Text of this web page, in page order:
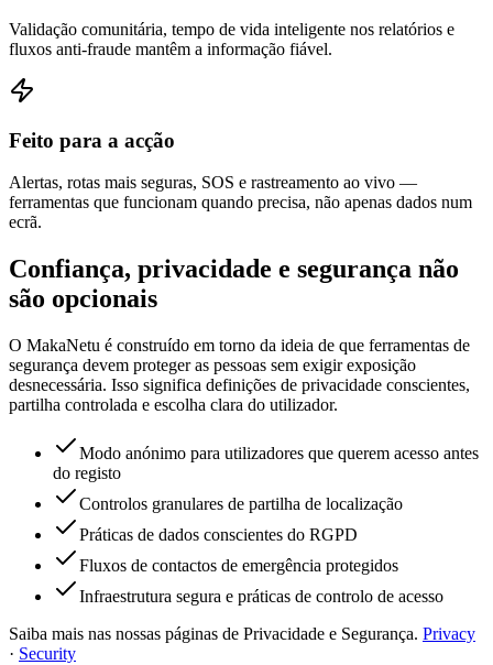
Validação comunitária, tempo de vida inteligente nos relatórios e
fluxos anti-fraude mantêm a informação fiável.
Feito para a acção
Alertas, rotas mais seguras, SOS e rastreamento ao vivo —
ferramentas que funcionam quando precisa, não apenas dados num
ecrã.
Confiança, privacidade e segurança não
são opcionais
O MakaNetu é construído em torno da ideia de que ferramentas de
segurança devem proteger as pessoas sem exigir exposição
desnecessária. Isso significa definições de privacidade conscientes,
partilha controlada e escolha clara do utilizador.
Modo anónimo para utilizadores que querem acesso antes
do registo
Controlos granulares de partilha de localização
Práticas de dados conscientes do RGPD
Fluxos de contactos de emergência protegidos
Infraestrutura segura e práticas de controlo de acesso
Saiba mais nas nossas páginas de Privacidade e Segurança. Privacy
· Security